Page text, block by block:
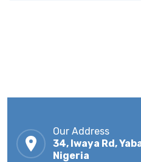
Our Address
34, Iwaya Rd,
Nigeria